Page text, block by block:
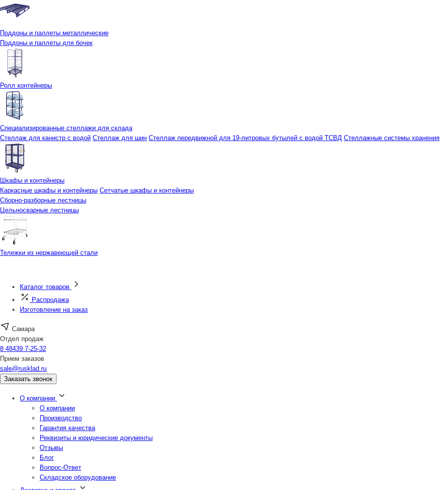
Поддоны и паллеты металлические
Поддоны и паллеты для бочек
Ролл контейнеры
Специализированные стеллажи для склада
Стеллаж для канистр с водой Стеллаж для шин Стеллаж передвижной для 19-литровых бутылей с водой ТСВД Стеллажные системы хранения
Шкафы и контейнеры
Каркасные шкафы и контейнеры Сетчатые шкафы и контейнеры
Сборно-разборные лестницы
Цельносварные лестницы
Тележки из нержавеющей стали
Каталог товаров
Распродажа
Изготовление на заказ
Самара
Отдел продаж
8 48439 7-25-32
Прием заказов
sale@rusklad.ru
Заказать звонок
О компании
О компании
Производство
Гарантия качества
Реквизиты и юридические документы
Отзывы
Блог
Вопрос-Ответ
Складское оборудование